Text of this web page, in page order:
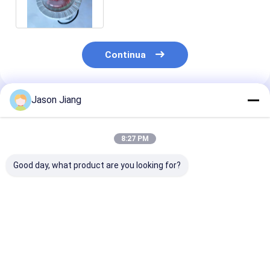
Continua
Prodotti Raccomandati
Jason Jiang
8:27 PM
Good day, what product are you looking for?